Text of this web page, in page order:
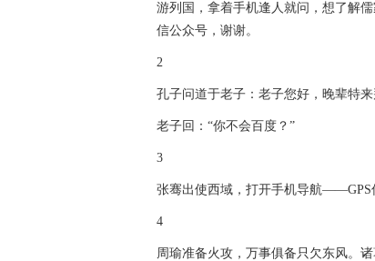
游列国，拿着手机逢人就问，想了解
信公众号，谢谢。
2
孔子问道于老子：老子您好，晚辈特来
老子回：“你不会百度？”
3
张骞出使西域，打开手机导航
4
周瑜准备火攻，万事俱备只欠东风。